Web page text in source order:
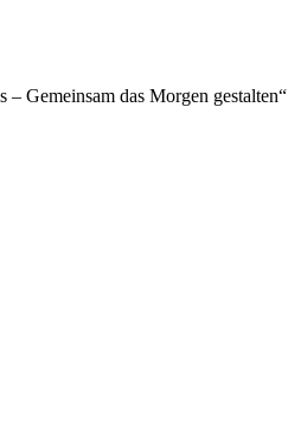
Gemeinsam das Morgen gestalten“